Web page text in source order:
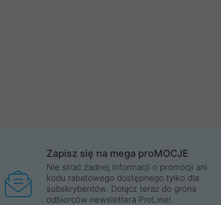
Zapisz się na mega proMOCJE
Nie strać żadnej informacji o promocji ani
kodu rabatowego dostępnego tylko dla
subskrybentów. Dołącz teraz do grona
odbiorców newslettera ProLine!